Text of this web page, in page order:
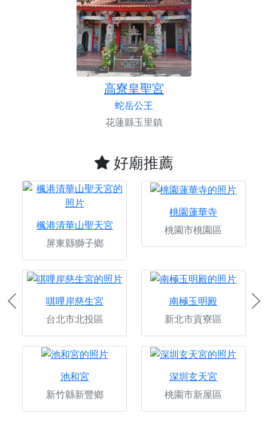
高寮皇聖宮
蛇岳公王
花蓮縣玉里鎮
好廟推薦
楓港清華山聖天宮
屏東縣獅子鄉
桃園蓮華寺
桃園市桃園區
唭哩岸慈生宮
台北市北投區
南極玉明殿
新北市貢寮區
池和宮
新竹縣新豐鄉
深圳玄天宮
桃園市新屋區
Previous